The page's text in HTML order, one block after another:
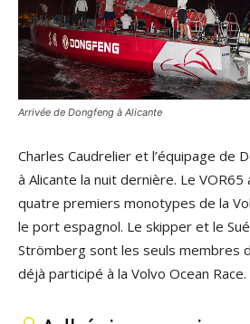
Arrivée de Dongfeng à Alicante
Charles Caudrelier et l’équipage de
à Alicante la nuit dernière. Le VOR65
quatre premiers monotypes de la
le port espagnol. Le skipper et le
Strömberg sont les seuls membres
déjà participé à la Volvo Ocean